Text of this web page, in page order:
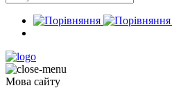
Мова сайту